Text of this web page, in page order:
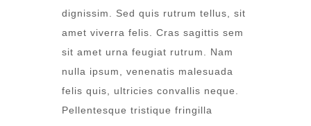
dignissim. Sed quis rutrum tellus, sit
amet viverra felis. Cras sagittis sem
sit amet urna feugiat rutrum. Nam
nulla ipsum, venenatis malesuada
felis quis, ultricies convallis neque.
Pellentesque tristique fringilla